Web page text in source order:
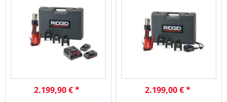
2.199,90 € * 2.199,00 € *